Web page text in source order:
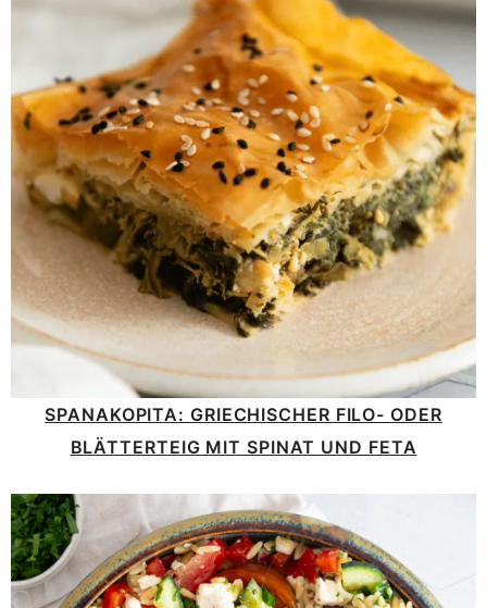
SPANAKOPITA: GRIECHISCHER FILO- ODER
BLÄTTERTEIG MIT SPINAT UND FETA